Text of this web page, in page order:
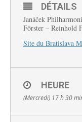
DÉTAILS
Janáček
Förster – Reinhold
Site du Bratislava
HEURE
(Mercredi) 17 h 30